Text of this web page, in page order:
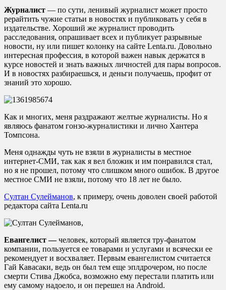
Журналист — по сути, ленивый журналист может просто
рерайтить чужие статьи в новостях и публиковать у себя в
издательстве. Хороший же журналист проводить
расследования, опрашивает всех и публикует разрывные
новости, ну или пишет колонку на сайте Lenta.ru. Довольно
интересная профессия, в которой важен навык держатся в
курсе новостей и знать важных личностей для пары вопросов.
И в новостях разбираешься, и деньги получаешь, профит от
знаний это хорошо.
Как и многих, меня раздражают желтые журналисты. Но я
являюсь фанатом гонзо-журналистики и лично Хантера
Томпсона.
Меня однажды чуть не взяли в журналисты в местное
интернет-СМИ, так как я вел бложик и им понравился стал,
но я не прошел, потому что слишком много ошибок. В другое
местное СМИ не взяли, потому что 18 лет не было.
Султан Сулейманов, к примеру, очень доволен своей работой
редактора сайта Lenta.ru
Евангелист —человек, который является тру-фанатом
компании, пользуется ее товарами и услугами и всячески ее
рекомендует и восхваляет. Первым евангелистом считается
Гай Кавасаки, ведь он был тем еще эплдрочером, но после
смерти Стива Джобса, возможно ему перестали платить или
ему самому надоело, и он перешел на Android.